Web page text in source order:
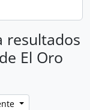
resultados
El Oro